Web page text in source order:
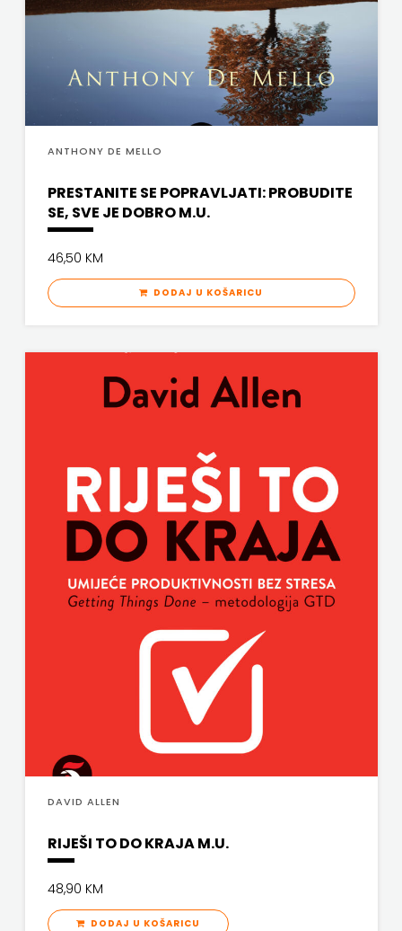
V.B.Z.
VERBUM
VORTO
PALABRA
ZNANJE
ANTHONY DE MELLO
PRESTANITE SE POPRAVLJATI: PROBUDITE
SE, SVE JE DOBRO M.U.
46,50 KM
DODAJ U KOŠARICU
DAVID ALLEN
RIJEŠI TO DO KRAJA M.U.
48,90 KM
DODAJ U KOŠARICU